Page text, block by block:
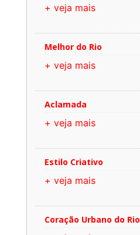
+ veja mais
Melhor do Rio
+ veja mais
Aclamada
+ veja mais
Estilo Criativo
+ veja mais
Coração Urbano do Rio